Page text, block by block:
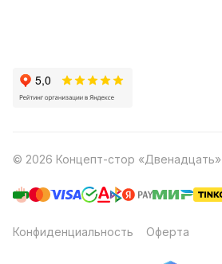
© 2026 Концепт-стор «Двенадцать»
Конфиденциальность Оферта